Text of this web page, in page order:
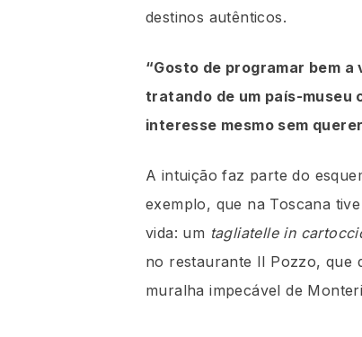
destinos autênticos.
“Gosto de programar bem
tratando de um país-museu
interesse mesmo sem
A intuição faz parte do
exemplo, que na Toscana
vida: um tagliatelle in
no restaurante Il Pozzo, que
muralha impecável de